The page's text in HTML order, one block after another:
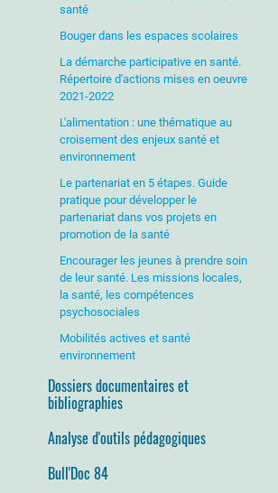
santé
Bouger dans les espaces scolaires
La démarche participative en santé.
Répertoire d'actions mises en oeuvre
2021-2022
L'alimentation : une thématique au
croisement des enjeux santé et
environnement
Le partenariat en 5 étapes. Guide
pratique pour développer le
partenariat dans vos projets en
promotion de la santé
Encourager les jeunes à prendre soin
de leur santé. Les missions locales,
la santé, les compétences
psychosociales
Mobilités actives et santé
environnement
Dossiers documentaires et
bibliographies
Analyse d'outils pédagogiques
Bull'Doc 84